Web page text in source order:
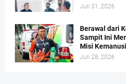
Juli 31, 2026
Berawal dari
Sampit Ini
Misi
Juli 28, 2026